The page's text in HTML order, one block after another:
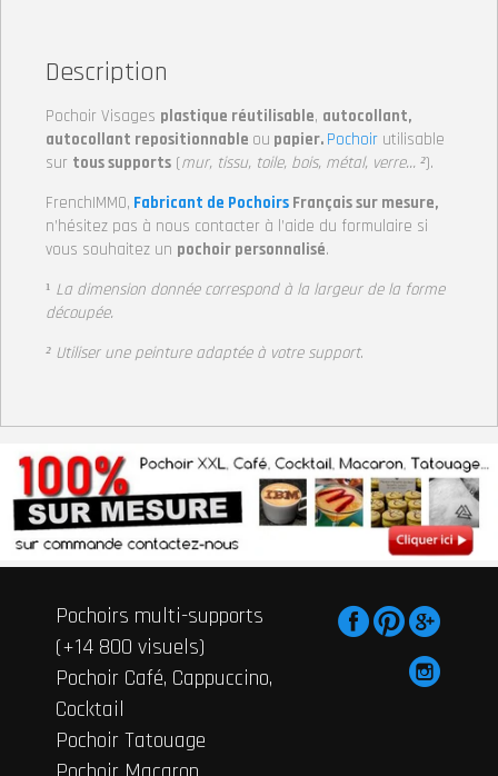
Description
Pochoir Visages plastique réutilisable, autocollant,
autocollant repositionnable ou papier. Pochoir utilisable
sur tous supports (mur, tissu, toile, bois, métal, verre… ²).
FrenchIMMO, Fabricant de Pochoirs Français sur mesure,
n’hésitez pas à nous contacter à l’aide du formulaire si
vous souhaitez un pochoir personnalisé.
¹ La dimension donnée correspond à la largeur de la forme
découpée.
² Utiliser une peinture adaptée à votre support.
Pochoirs multi-supports
(+14 800 visuels)
Pochoir Café, Cappuccino,
Cocktail
Pochoir Tatouage